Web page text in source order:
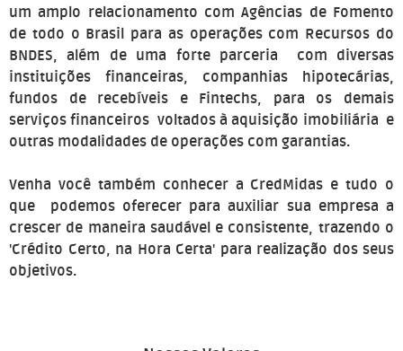
um amplo relacionamento com Agências de Fomento
de todo o Brasil para as operações com Recursos do
BNDES, além de uma forte parceria com diversas
instituições financeiras, companhias hipotecárias,
fundos de recebíveis e Fintechs, para os demais
serviços financeiros voltados à aquisição imobiliária e
outras modalidades de operações com garantias.
Venha você também conhecer a CredMidas e tudo o
que podemos oferecer para auxiliar sua empresa a
crescer de maneira saudável e consistente, trazendo o
'Crédito Certo, na Hora Certa' para realização dos seus
objetivos.